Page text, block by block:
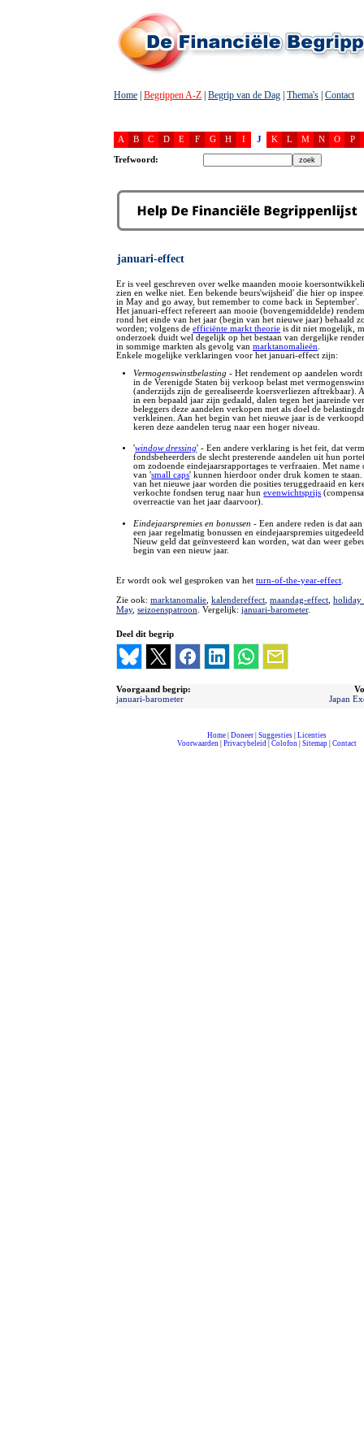
Home Begrippen A-Z Begrip van de Dag Thema's Contact
A B C D E F G H I J K L M N O P
Trefwoord:
januari-effect
Er is veel geschreven over welke maanden mooie
zien en welke niet. Een bekende beurs'wijsheid' die hier op
in May and go away, but remember to come back in September'.
Het januari-effect refereert aan mooie (bovengemiddelde)
rond het einde van het jaar (begin van het nieuwe jaar) behaald
worden; volgens de efficiënte markt theorie is dit niet mogelijk,
onderzoek duidt wel degelijk op het bestaan van dergelijke
in sommige markten als gevolg van marktanomalieën
Enkele mogelijke verklaringen voor het januari-effect zijn:
Vermogenswinstbelasting - Het rendement op aandelen
in de Verenigde Staten bij verkoop belast met
(anderzijds zijn de gerealiseerde koersverliezen aftrekbaar).
in een bepaald jaar zijn gedaald, dalen tegen het jaareinde
beleggers deze aandelen verkopen met als doel de
verkleinen. Aan het begin van het nieuwe jaar is de
keren deze aandelen terug naar een hoger niveau.
'window dressing' - Een andere verklaring is het feit, dat
fondsbeheerders de slecht presterende aandelen uit hun
om zodoende eindejaarsrapportages te verfraaien. Met name
van 'small caps' kunnen hierdoor onder druk komen te
van het nieuwe jaar worden die posities teruggedraaid en
verkochte fondsen terug naar hunevenwichtsprijs
overreactie van het jaar daarvoor).
Eindejaarspremies en bonussen - Een andere reden is dat
een jaar regelmatig bonussen en eindejaarspremies
Nieuw geld dat geïnvesteerd kan worden, wat dan weer
begin van een nieuw jaar.
Er wordt ook wel gesproken van het turn-of-the-year-effect
Zie ook: marktanomalie kalendereffect maandag-effect holiday
May, seizoenspatroon . Vergelijk: januari-barometer.
Deel dit begrip
Voorgaand begrip:
januari-barometer
Japan
Home| Doneer| Suggesties| Licenties
Voorwaarden
Privacybeleid Colofon Sitemap| Contact